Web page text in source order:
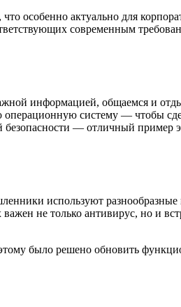
особенно актуально для
современным
информацией, общаемся и
операционную систему — чтобы
— отличный пример
используют
не только антивирус, но и
было решено обновить